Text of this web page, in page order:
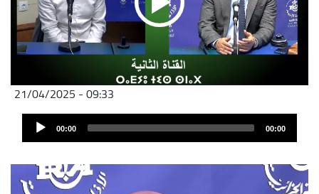
21/04/2025 - 09:33
Audio
Player 00:00 00:00